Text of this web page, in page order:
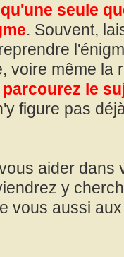
seule
. Souvent,
voire même la
parcourez le
figure pas
aider dans
y
vous aussi